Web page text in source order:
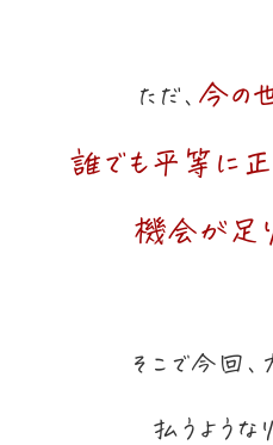
ただ、 今の
誰でも平等に
機会が足り
そこで今回
払うような